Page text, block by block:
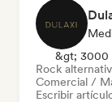
&gt; 3000
Rock
Comercial /
Escribir